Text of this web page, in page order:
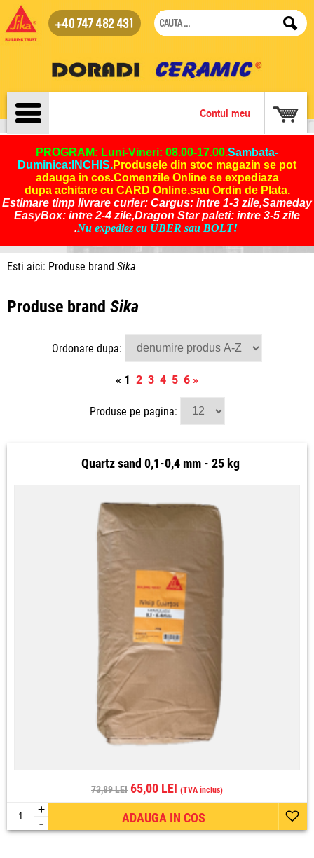
+40 747 482 431
Contul meu
PROGRAM: Luni-Vineri: 08.00-17.00.Sambata-
Duminica:INCHIS.Produsele din stoc magazin se pot
adauga in cos.Comenzile Online se expediaza
dupa achitare cu CARD Online,sau Ordin de Plata.
Estimare timp livrare curier: Cargus: intre 1-3 zile,Sameday
EasyBox: intre 2-4 zile,Dragon Star paleti: intre 3-5 zile
.Nu expediez cu UBER sau BOLT!
Esti aici: Produse brand Sika
Produse brand Sika
Ordonare dupa:
« 1 2 3 4 5 6 »
Produse pe pagina:
Quartz sand 0,1-0,4 mm - 25 kg
73,89 LEI 65,00 LEI (TVA inclus)
+
- ADAUGA IN COS